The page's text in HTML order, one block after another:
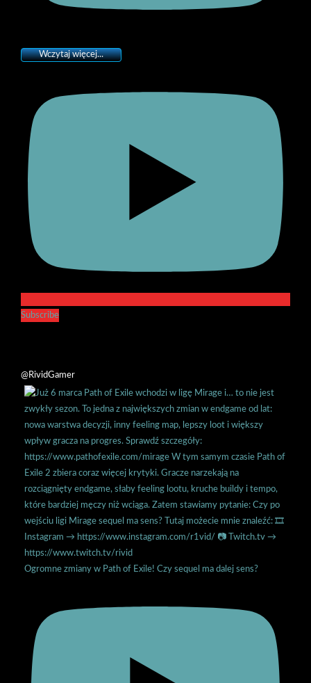
Wczytaj więcej...
Subscribe
@RividGamer
Ogromne zmiany w Path of Exile! Czy sequel ma dalej sens?